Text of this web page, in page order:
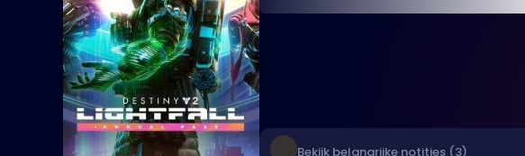
Bekijk belangrijke notities (3)